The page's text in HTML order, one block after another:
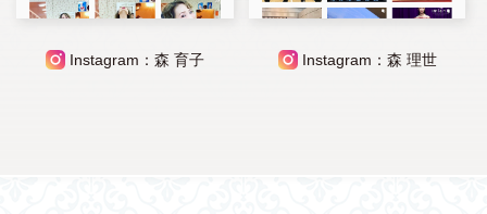
Instagram：森 育子 Instagram：森 理世